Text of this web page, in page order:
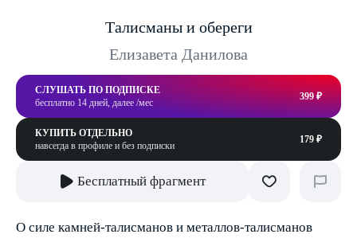
Талисманы и обереги
Елизавета Данилова
СЛУШАТЬ ПО ПОДПИСКЕ
бесплатно 14 дней, далее /мес
399 ₽
КУПИТЬ ОТДЕЛЬНО
навсегда в профиле и без подписки
179 ₽
Бесплатный фрагмент
О силе камней-талисманов и металлов-талисманов